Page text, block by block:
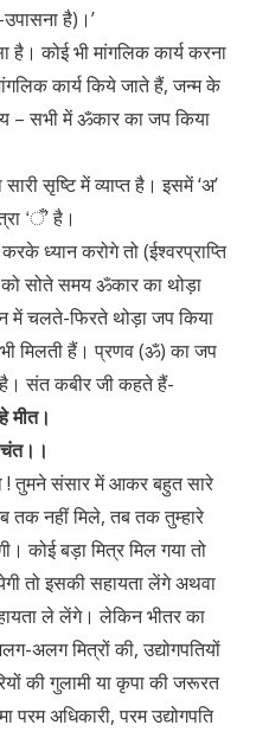
है)।’
है। कोई भी मांगलिक कार्य करना
कार्य किये जाते हैं, जन्म के
– सभी में ॐकार का जप किया
सृष्टि में व्याप्त है। इसमें ‘अ’
‘ँ’ है।
ध्यान करोगे तो (ईश्वरप्राप्ति
को सोते समय ॐकार का थोड़ा
में चलते-फिरते थोड़ा जप किया
मिलती हैं। प्रणव (ॐ) का जप
है। संत कबीर जी कहते हैं-
मीत।
! तुमने संसार में आकर बहुत सारे
तक नहीं मिले, तब तक तुम्हारे
कोई बड़ा मित्र मिल गया तो
तो इसकी सहायता लेंगे अथवा
ले लेंगे। लेकिन भीतर का
अलग मित्रों की, उद्योगपतियों
की गुलामी या कृपा की जरूरत
परम अधिकारी, परम उद्योगपति